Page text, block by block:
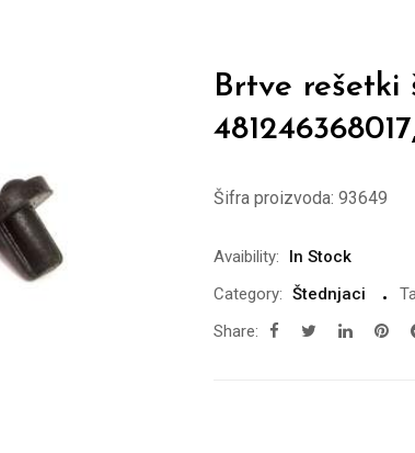
Brtve
Šifra proizvoda: 93649
Avaibility:
In Stock
Category: Štednjaci
Share: